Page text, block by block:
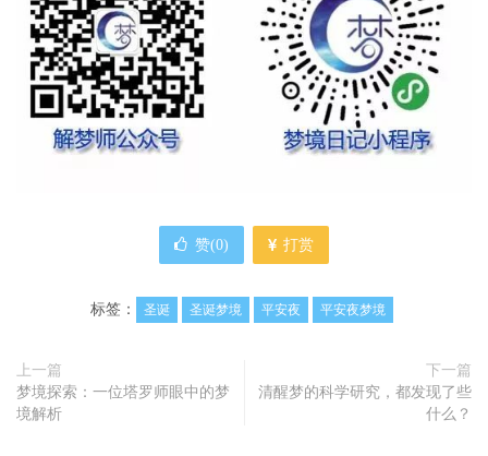
赞(0) 打赏
标签： 圣诞 圣诞梦境 平安夜 平安夜梦境
上一篇
梦境探索：一位塔罗师眼中的梦
境解析
下一篇
清醒梦的科学研究，都发现了些
什么？